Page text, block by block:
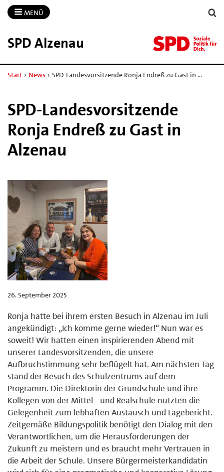
MENÜ
SPD Alzenau
Start › News › SPD-Landesvorsitzende Ronja Endreß zu Gast in …
SPD-Landesvorsitzende
Ronja Endreß zu Gast in
Alzenau
26. September 2025
Ronja hatte bei ihrem ersten Besuch in Alzenau im Juli
angekündigt: „Ich komme gerne wieder!“ Nun war es
soweit! Wir hatten einen inspirierenden Abend mit
unserer Landesvorsitzenden, die unsere
Aufbruchstimmung sehr beflügelt hat. Am nächsten Tag
stand der Besuch des Schulzentrums auf dem
Programm. Die Direktorin der Grundschule und ihre
Kollegen von der Mittel - und Realschule nutzten die
Gelegenheit zum lebhaften Austausch und Lagebericht.
Zeitgemäße Bildungspolitik benötigt den Dialog mit den
Verantwortlichen, um die Herausforderungen der
Zukunft zu meistern und es braucht mehr Vertrauen in
die Arbeit der Schule. Unsere Bürgermeisterkandidatin